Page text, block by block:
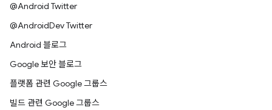
@Android Twitter
@AndroidDev Twitter
Android 블로그
Google 보안 블로그
플랫폼 관련 Google 그룹스
빌드 관련 Google 그룹스